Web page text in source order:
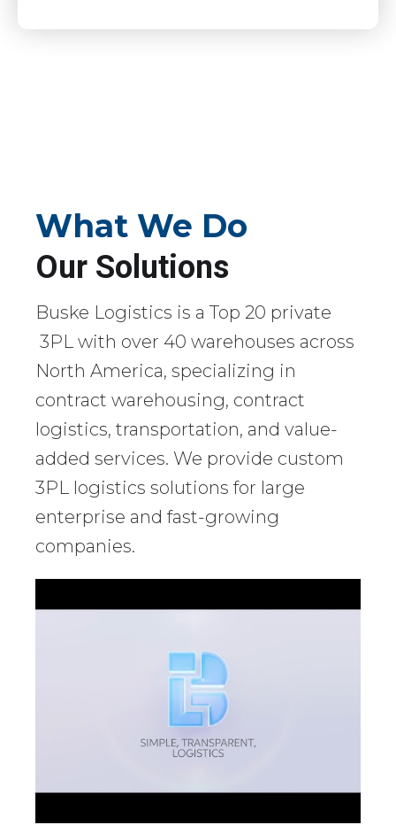
What We Do
Our Solutions
Buske Logistics is a Top 20 private
3PL with over 40 warehouses across
North America, specializing in
contract warehousing, contract
logistics, transportation, and value-
added services. We provide custom
3PL logistics solutions for large
enterprise and fast-growing
companies.